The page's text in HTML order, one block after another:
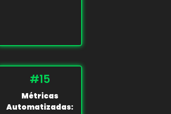
#15
Métricas
Automatizadas: